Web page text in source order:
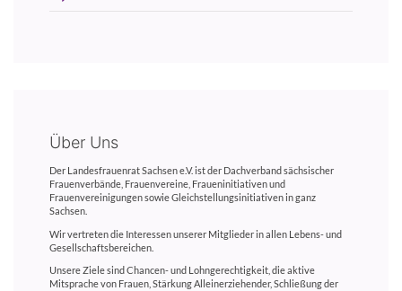
Über Uns
Der Landesfrauenrat Sachsen e.V. ist der Dachverband sächsischer
Frauenverbände, Frauenvereine, Fraueninitiativen und
Frauenvereinigungen sowie Gleichstellungsinitiativen in ganz
Sachsen.
Wir vertreten die Interessen unserer Mitglieder in allen Lebens- und
Gesellschaftsbereichen.
Unsere Ziele sind Chancen- und Lohngerechtigkeit, die aktive
Mitsprache von Frauen, Stärkung Alleinerziehender, Schließung der